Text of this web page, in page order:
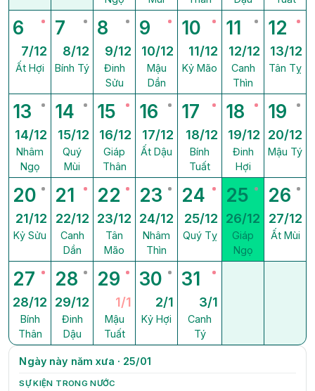
6
7/12
Ất Hợi
7
8/12
Bính Tý
8
9/12
Đinh
Sửu
9
10/12
Mậu
Dần
10
11/12
Kỷ Mão
11
12/12
Canh
Thìn
12
13/12
Tân Tỵ
13
14/12
Nhâm
Ngọ
14
15/12
Quý
Mùi
15
16/12
Giáp
Thân
16
17/12
Ất Dậu
17
18/12
Bính
Tuất
18
19/12
Đinh
Hợi
19
20/12
Mậu Tý
20
21/12
Kỷ Sửu
21
22/12
Canh
Dần
22
23/12
Tân
Mão
23
24/12
Nhâm
Thìn
24
25/12
Quý Tỵ
25
26/12
Giáp
Ngọ
26
27/12
Ất Mùi
27
28/12
Bính
Thân
28
29/12
Đinh
Dậu
29
1/1
Mậu
Tuất
30
2/1
Kỷ Hợi
31
3/1
Canh
Tý
Ngày này năm xưa · 25/01
SỰ KIỆN TRONG NƯỚC